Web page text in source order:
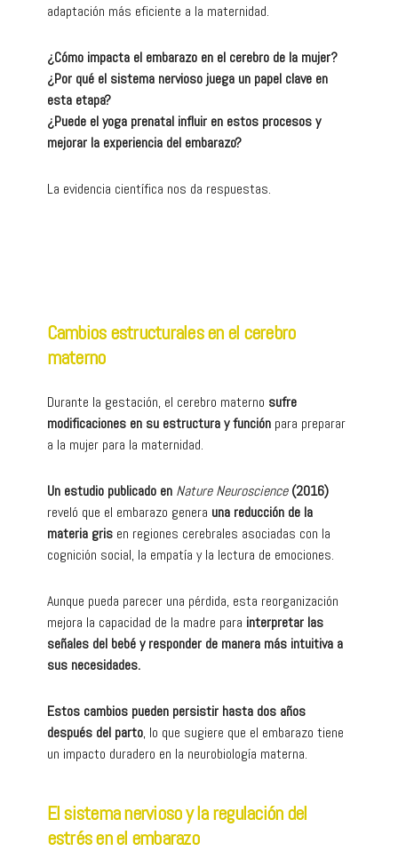
adaptación más eficiente a la maternidad.
¿Cómo impacta el embarazo en el cerebro de la mujer?
¿Por qué el sistema nervioso juega un papel clave en
esta etapa?
¿Puede el yoga prenatal influir en estos procesos y
mejorar la experiencia del embarazo?
La evidencia científica nos da respuestas.
Cambios estructurales en el cerebro
materno
Durante la gestación, el cerebro materno sufre
modificaciones en su estructura y funciónpara preparar
a la mujer para la maternidad.
Un estudio publicado en Nature Neuroscience(2016)
reveló que el embarazo genera una reducción de la
materia grisen regiones cerebrales asociadas con la
cognición social, la empatía y la lectura de emociones.
Aunque pueda parecer una pérdida, esta reorganización
mejora la capacidad de la madre para interpretar las
señales del bebé y responder de manera más intuitiva a
sus necesidades.
Estos cambios pueden persistir hasta dos años
después del parto, lo que sugiere que el embarazo tiene
un impacto duradero en la neurobiología materna.
El sistema nervioso y la regulación del
estrés en el embarazo